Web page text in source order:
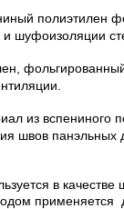
полиэтилен
шуфоизоляции
из вспениного
швов панэльных
в
применяется